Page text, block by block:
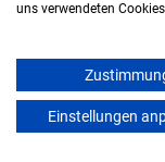
In Kooperation
bundesweit
Start: Oktober
uns verwendeten
Einstellungen